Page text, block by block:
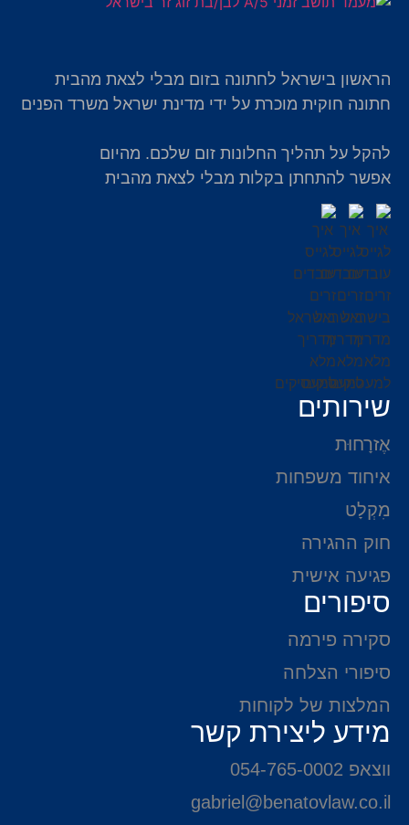
הראשון בישראל לחתונה בזום מבלי לצאת מהבית
חתונה חוקית מוכרת על ידי מדינת ישראל משרד הפנים
להקל על תהליך החלונות זום שלכם. מהיום
אפשר להתחתן בקלות מבלי לצאת מהבית
שירותים
אֶזרָחוּת
איחוד משפחות
מִקְלָט
חוק ההגירה
פגיעה אישית
סיפורים
סקירה פירמה
סיפורי הצלחה
המלצות של לקוחות
מידע ליצירת קשר
ווצאפ 054-765-0002
gabriel@benatovlaw.co.il